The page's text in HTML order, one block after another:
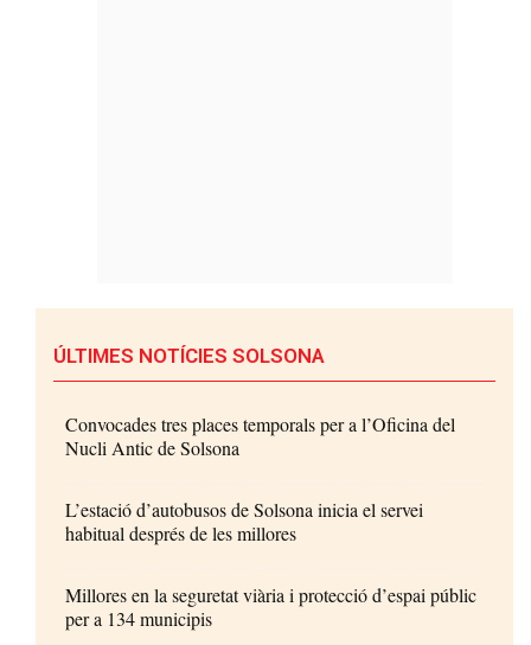
ÚLTIMES NOTÍCIES SOLSONA
Convocades tres places temporals per a l’Oficina del
Nucli Antic de Solsona
L’estació d’autobusos de Solsona inicia el servei
habitual després de les millores
Millores en la seguretat viària i protecció d’espai públic
per a 134 municipis